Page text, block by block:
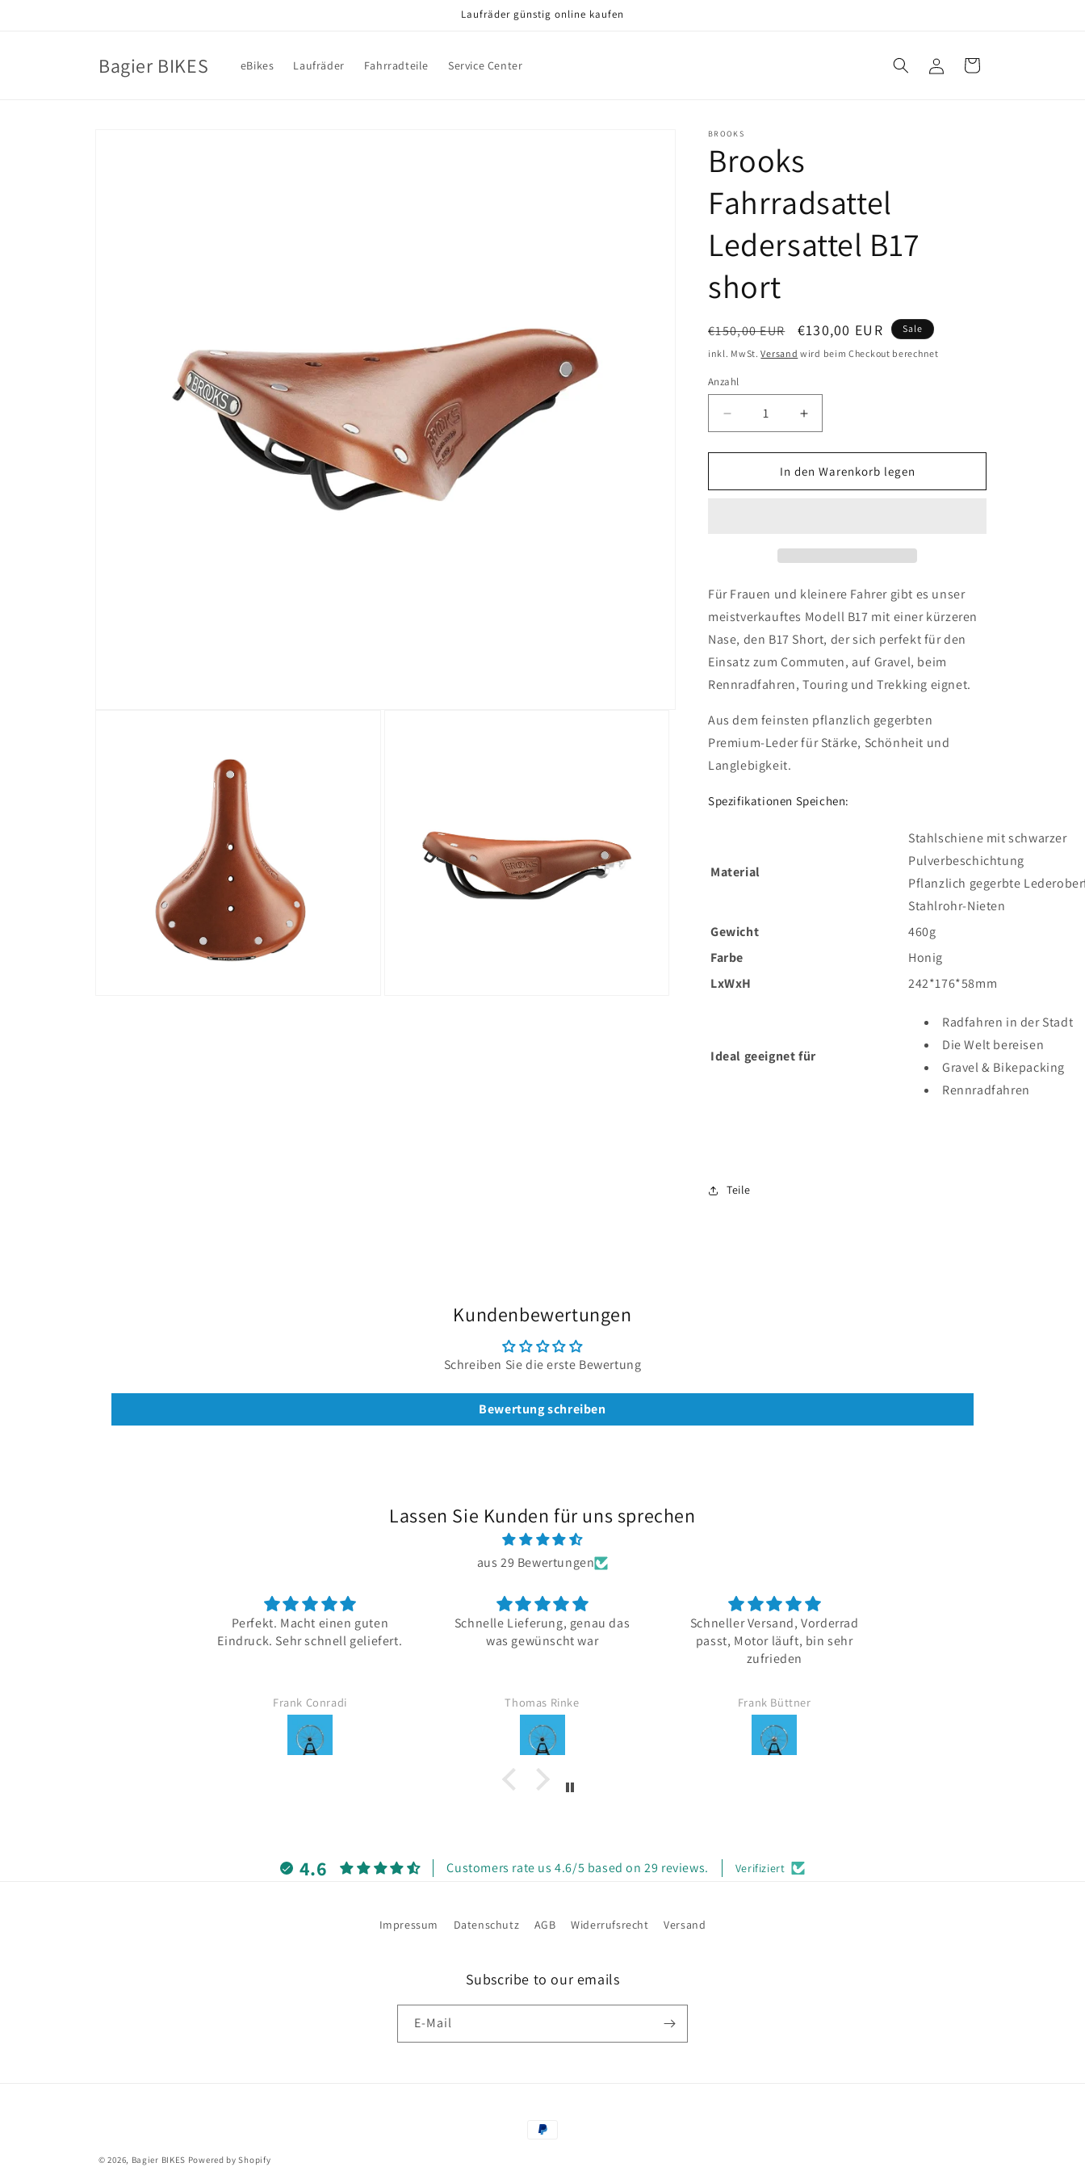
Laufräder günstig online kaufen
Bagier BIKES eBikes Laufräder Fahrradteile Service Center EinloggenWarenkorb
BROOKS
Brooks
Fahrradsattel
Ledersattel B17
short
Normaler
Preis
€150,00 EUR Verkaufspreis
€130,00 EUR Sale
inkl. MwSt.Versand wird beim Checkout berechnet
Anzahl
Verringere
die
Menge
Brooks
Erhöhe
die
Menge
für
Brooks
In den Warenkorb legen
Für Frauen und kleinere Fahrer gibt es unser
meistverkauftes Modell B17 mit einer kürzeren
Nase, den B17 Short, der sich perfekt für den
Einsatz zum Commuten, auf Gravel, beim
Rennradfahren, Touring und Trekking eignet.
Aus dem feinsten pflanzlich gegerbten
Premium-Leder für Stärke, Schönheit und
Langlebigkeit.
Spezifikationen Speichen:
Material
Stahlschiene mit schwarzer
Pulverbeschichtung
Pflanzlich gegerbte
Stahlrohr-Nieten
Gewicht
460g
Farbe
‎Honig
LxWxH
242*176*58mm
Ideal geeignet für
Radfahren in der Stadt
Die Welt bereisen
Gravel & Bikepacking
Rennradfahren
Teile
Kundenbewertungen
Schreiben Sie die erste Bewertung
Bewertung schreiben
Lassen Sie Kunden für uns sprechen
aus 29 Bewertungen
Perfekt. Macht einen guten
Eindruck. Sehr schnell geliefert.
Frank Conradi
Schnelle Lieferung, genau das
was gewünscht war
Thomas Rinke
Schneller Versand, Vorderrad
passt, Motor läuft, bin sehr
zufrieden
Frank Büttner
4.6 Customers rate us 4.6/5 based on 29 reviews. Verifiziert
Impressum Datenschutz AGB Widerrufsrecht Versand
Subscribe to our emails
E-Mail
Zahlungsmethoden
© 2026, Bagier BIKES Powered by Shopify